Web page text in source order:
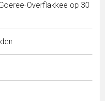
Overflakkee op 30